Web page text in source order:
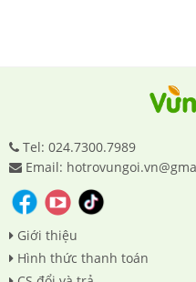
Tel: 024.7300.7989
Email:
Giới thiệu
Hình thức thanh toán